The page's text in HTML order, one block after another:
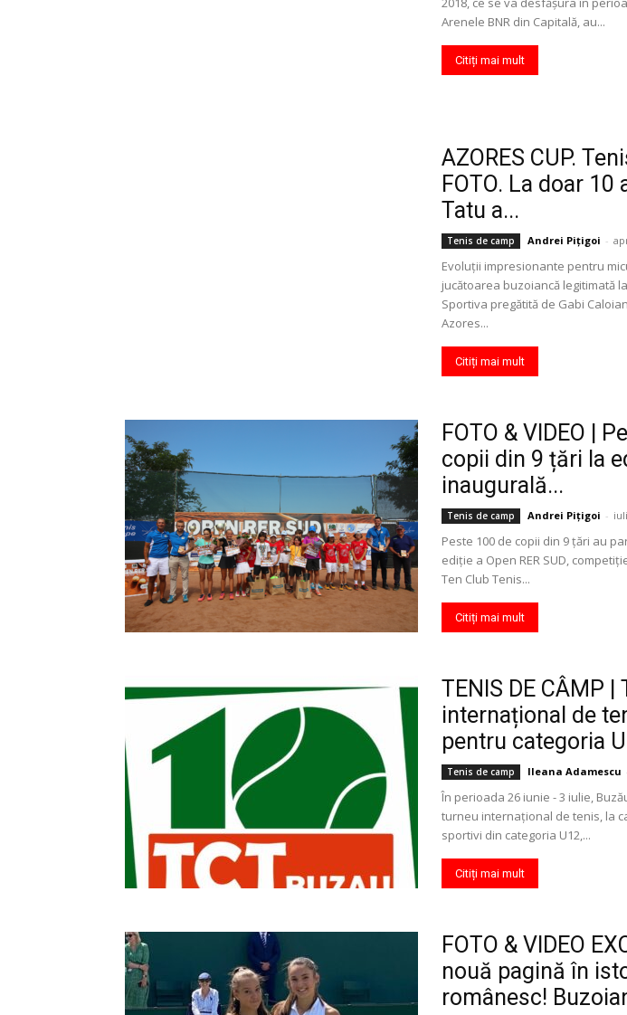
Arenele BNR din Capitală, au...
Citiți mai mult
AZORES CUP.
FOTO. La doar 10
Tatu a...
Tenis de camp Andrei Pițigoi -
Evoluții impresionante pentru
jucătoarea buzoiancă legitimată
Sportiva pregătită de Gabi
Azores...
Citiți mai mult
FOTO & VIDEO |
copii din 9 țări la
inaugurală...
Tenis de camp Andrei Pițigoi -
Peste 100 de copii din 9 țări au
ediție a Open RER SUD,
Ten Club Tenis...
Citiți mai mult
TENIS DE CÂMP |
internațional de
pentru categoria
Tenis de camp Ileana Adamescu
În perioada 26 iunie - 3 iulie,
turneu internațional de tenis, la
sportivi din categoria U12,...
Citiți mai mult
FOTO & VIDEO
nouă pagină în
românesc!